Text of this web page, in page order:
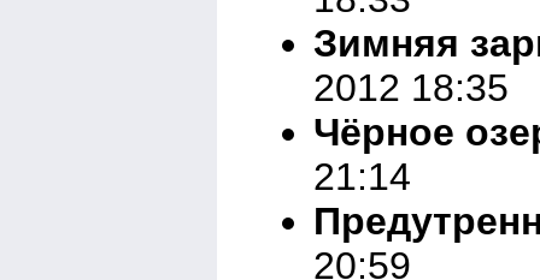
Зимняя
2012 18:35
Чёрное
21:14
20:59